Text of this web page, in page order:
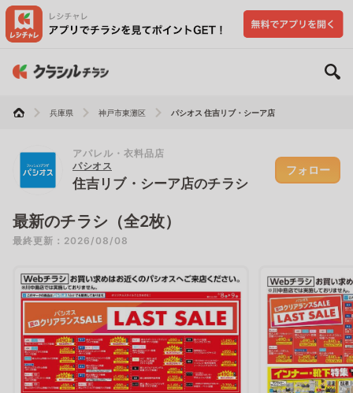
兵庫県 神戸市東灘区 パシオス 住吉リブ・シーア店
アパレル・衣料品店
パシオス
住吉リブ・シーア店のチラシ
フォロー
最新のチラシ（全2枚）
最終更新：2026/08/08